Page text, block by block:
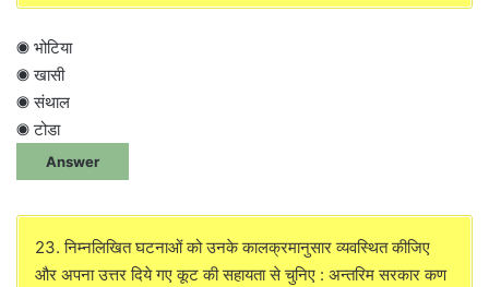
◉ भोटिया
◉ खासी
◉ संथाल
◉ टोडा
Answer
23. निम्नलिखित घटनाओं को उनके कालक्रमानुसार व्यवस्थित कीजिए
और अपना उत्तर दिये गए कूट की सहायता से चुनिए : अन्तरिम सरकार कण